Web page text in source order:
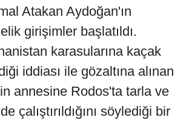
Atakan Aydoğan'ın
girişimler başlatıldı.
karasularına kaçak
iddiası ile gözaltına alınan
annesine Rodos'ta tarla ve
çalıştırıldığını söylediği bir